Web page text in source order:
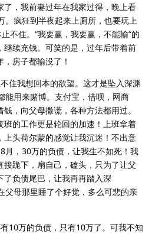
，我前妻过年在我家过得，晚上看
。疯狂到半夜起来上厕所，也要玩上
不住。“我要赢，我要赢，不能输“的
续充钱。可笑的是，过年后带着前
房子都输没了！
住我想回本的欲望。这才是坠入深渊
能用来赌博。支付宝，借呗，网商
，向父母撒谎，各种方法都用过。
班的工作更是轮回的加速！上班拿着
头荷尔蒙的感觉让我沉迷！不出意
月，30万的负债，让我生不如死！我
接跪下，扇自己，磕头，只为了让父
负债尾巴，让我再再踏入深
父母那里睡了个好觉，多么可悲的亲
10万的负债，只有10万了。可我不知